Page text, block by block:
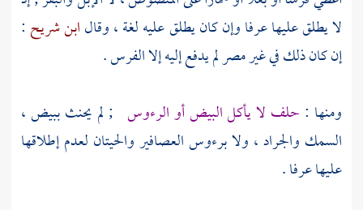
لا يطلق عليها عرفا وإن كان يطلق عليه لغة ، وقالابن شريح :
إن كان ذلك في غير مصر لم يدفع إليه إلا الفرس .
ومنها : حلف لا يأكل البيض أو الرءوس ; لم يحنث ببيض ،
السمك والجراد ، ولا برءوس العصافير والحيتان لعدم إطلاقها
عليها عرفا .